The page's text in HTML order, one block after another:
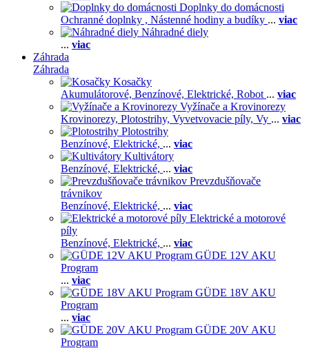
Doplnky do domácnosti
Ochranné doplnky , Nástenné hodiny a budíky ... viac
Náhradné diely
... viac
Záhrada
Záhrada
Kosačky
Akumulátorové, Benzínové, Elektrické, Robot ... viac
Vyžínače a Krovinorezy
Krovinorezy, Plotostrihy, Vyvetvovacie píly, Vy ... viac
Plotostrihy
Benzínové, Elektrické, ... viac
Kultivátory
Benzínové, Elektrické, ... viac
Prevzdušňovače
trávnikov
Benzínové, Elektrické, ... viac
Elektrické a motorové
píly
Benzínové, Elektrické, ... viac
GÜDE 12V AKU
Program
... viac
GÜDE 18V AKU
Program
... viac
GÜDE 20V AKU
Program